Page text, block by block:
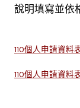
說明填寫並依
110個人申請資料
110個人申請資料